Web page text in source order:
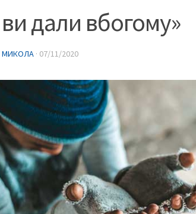
дали вбогому»
МИКОЛА · 07/11/2020